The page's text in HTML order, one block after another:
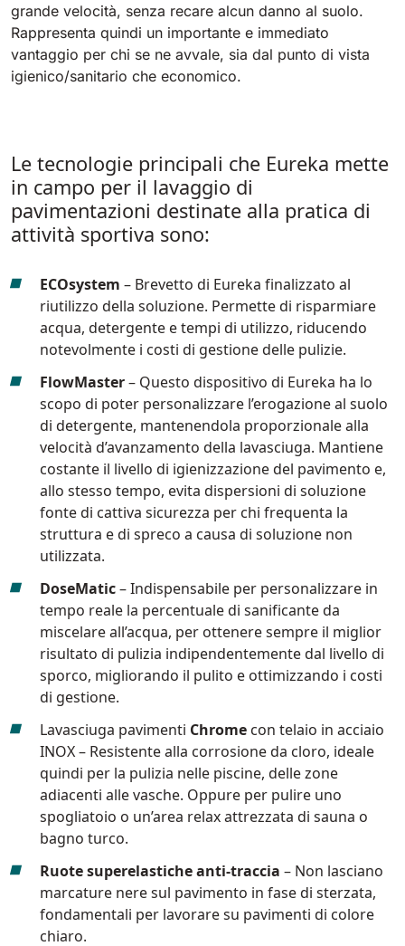
1100 mm 8800 m²/h
grande velocità, senza recare alcun danno al suolo.
Rappresenta quindi un importante e immediato
vantaggio per chi se ne avvale, sia dal punto di vista
igienico/sanitario che economico.
Le tecnologie principali che Eureka mette
in campo per il lavaggio di
pavimentazioni destinate alla pratica di
attività sportiva sono:
ECOsystem – Brevetto di Eureka finalizzato al
riutilizzo della soluzione. Permette di risparmiare
acqua, detergente e tempi di utilizzo, riducendo
notevolmente i costi di gestione delle pulizie.
FlowMaster– Questo dispositivo di Eureka ha lo
scopo di poter personalizzare l’erogazione al suolo
di detergente, mantenendola proporzionale alla
velocità d’avanzamento della lavasciuga. Mantiene
costante il livello di igienizzazione del pavimento e,
allo stesso tempo, evita dispersioni di soluzione
fonte di cattiva sicurezza per chi frequenta la
struttura e di spreco a causa di soluzione non
utilizzata.
DoseMatic– Indispensabile per personalizzare in
tempo reale la percentuale di sanificante da
miscelare all’acqua, per ottenere sempre il miglior
risultato di pulizia indipendentemente dal livello di
sporco, migliorando il pulito e ottimizzando i costi
di gestione.
Lavasciuga pavimenti Chrome con telaio in acciaio
INOX – Resistente alla corrosione da cloro, ideale
quindi per la pulizia nelle piscine, delle zone
adiacenti alle vasche. Oppure per pulire uno
spogliatoio o un’area relax attrezzata di sauna o
bagno turco.
Ruote superelastiche anti-traccia – Non lasciano
marcature nere sul pavimento in fase di sterzata,
fondamentali per lavorare su pavimenti di colore
chiaro.